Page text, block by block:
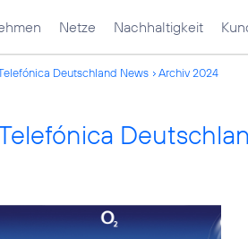
Netze Nachhaltigkeit
Deutschland News Archiv 2024